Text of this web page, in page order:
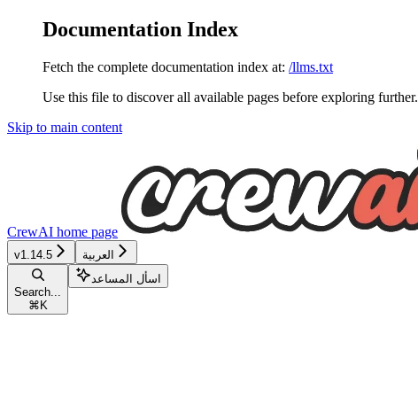
Documentation Index
Fetch the complete documentation index at: /llms.txt
Use this file to discover all available pages before exploring further.
Skip to main content
CrewAI home page
v1.14.5 العربية
Search...
⌘ K
اسأل المساعد